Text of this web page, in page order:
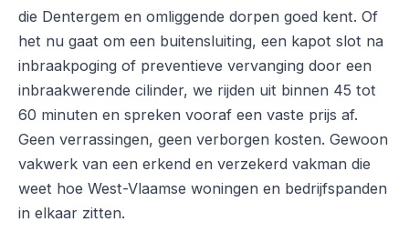
die Dentergem en omliggende dorpen goed kent. Of
het nu gaat om een buitensluiting, een kapot slot na
inbraakpoging of preventieve vervanging door een
inbraakwerende cilinder, we rijden uit binnen 45 tot
60 minuten en spreken vooraf een vaste prijs af.
Geen verrassingen, geen verborgen kosten. Gewoon
vakwerk van een erkend en verzekerd vakman die
weet hoe West-Vlaamse woningen en bedrijfspanden
in elkaar zitten.